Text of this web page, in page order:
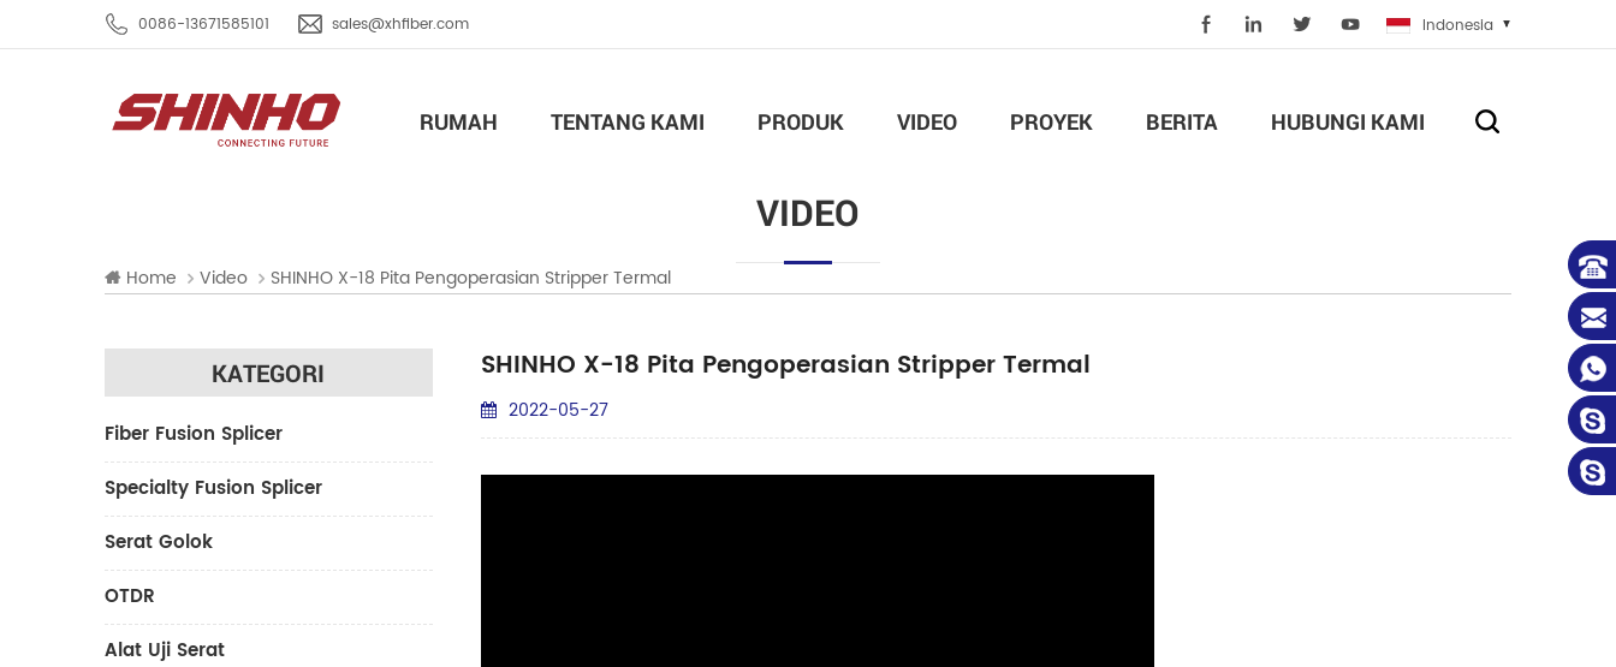
0086-13671585101 sales@xhfiber.com Indonesia
RUMAH TENTANG KAMI PRODUK VIDEO PROYEK BERITA HUBUNGI KAMI
VIDEO
Home Video SHINHO X-18 Pita Pengoperasian Stripper Termal
KATEGORI
Fiber Fusion Splicer
Specialty Fusion Splicer
Serat Golok
OTDR
Alat Uji Serat
SHINHO X-18 Pita Pengoperasian Stripper Termal
2022-05-27